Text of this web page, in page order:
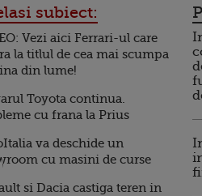
subiect:
Vezi aici Ferrari-ul care
la titlul de cea mai scumpa
din lume!
Toyota continua.
cu frana la Prius
va deschide un
cu masini de curse
si Dacia castiga teren in